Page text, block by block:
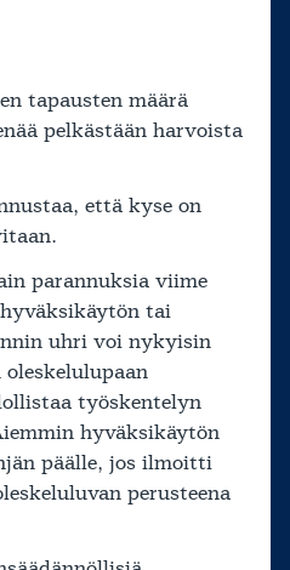
tapausten määrä
pelkästään harvoista
että kyse on
parannuksia viime
tai
uhri voi nykyisin
oleskelulupaan
työskentelyn
hyväksikäytön
päälle, jos ilmoitti
perusteena